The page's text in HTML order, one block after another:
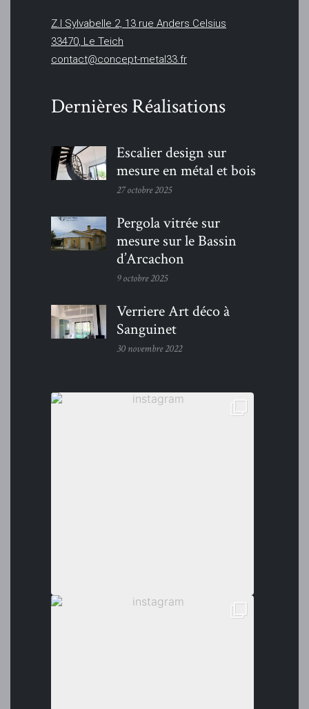
Z.I Sylvabelle 2, 13 rue Anders Celsius
33470, Le Teich
contact@concept-metal33.fr
Dernières Réalisations
Escalier design sur
mesure en métal et bois
27 octobre 2025
Pergola vitrée sur
mesure sur le Bassin
d’Arcachon
9 octobre 2025
Verriere Art déco à
Sanguinet
30 novembre 2022